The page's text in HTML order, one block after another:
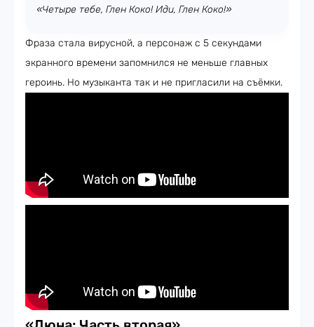
«Четыре тебе, Глен Коко! Иди, Глен Коко!»
Фраза стала вирусной, а персонаж с 5 секундами
экранного времени запомнился не меньше главных
героинь. Но музыканта так и не пригласили на съёмки.